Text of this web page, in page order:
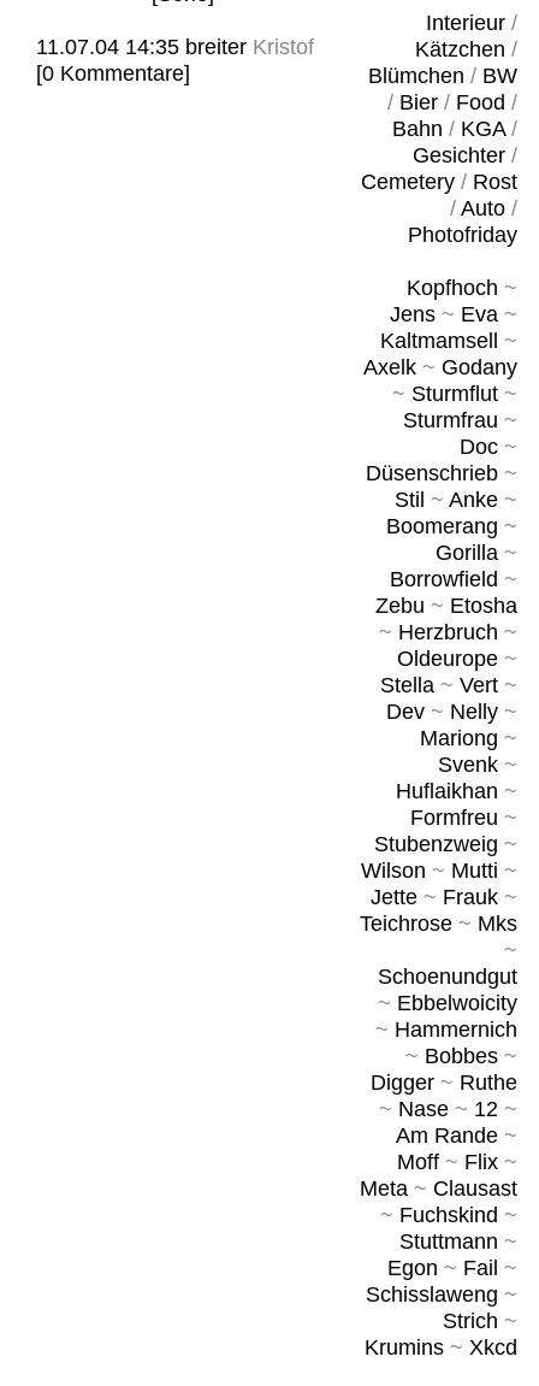
Interieur/
Kätzchen /
Blümchen / BW
/ Bier/ Food /
Bahn / KGA/
Gesichter/
Cemetery/ Rost
/ Auto/
Photofriday
Kopfhoch ~
Jens~ Eva~
Kaltmamsell
~
Axelk~ Godany
~ Sturmflut~
Sturmfrau ~
Doc~
Düsenschrieb~
Stil ~ Anke~
Boomerang ~
Gorilla~
Borrowfield ~
Zebu ~ Etosha
~ Herzbruch ~
Oldeurope~
Stella~ Vert~
Dev~ Nelly~
Mariong ~
Svenk~
Huflaikhan ~
Formfreu ~
Stubenzweig ~
Wilson ~ Mutti ~
Jette~ Frauk~
Teichrose~ Mks
~
Schoenundgut
~ Ebbelwoicity
~ Hammernich
~ Bobbes~
Digger~ Ruthe
~ Nase~ 12~
Am Rande~
Moff~ Flix~
Meta~ Clausast
~ Fuchskind ~
Stuttmann ~
Egon ~ Fail ~
Schisslaweng ~
Strich ~
Krumins~ Xkcd
11.07.04 14:35 breiter Kristof
[0 Kommentare]